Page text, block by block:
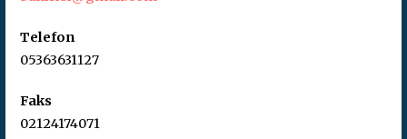
Telefon
05363631127
Faks
02124174071